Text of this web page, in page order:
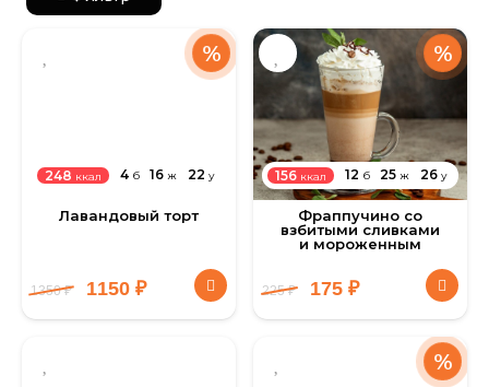
248 ккал 4б 16 ж 22 у
%
Лавандовый торт
1350₽ 1150₽
156 ккал 12 б 25 ж 26у
%
Фраппучино со
взбитыми сливками
и мороженным
225₽ 175₽
%